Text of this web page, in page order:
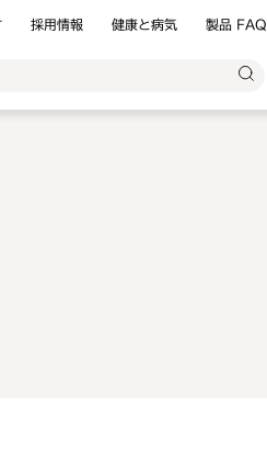
採用情報 健康と病気 製品 FAQ